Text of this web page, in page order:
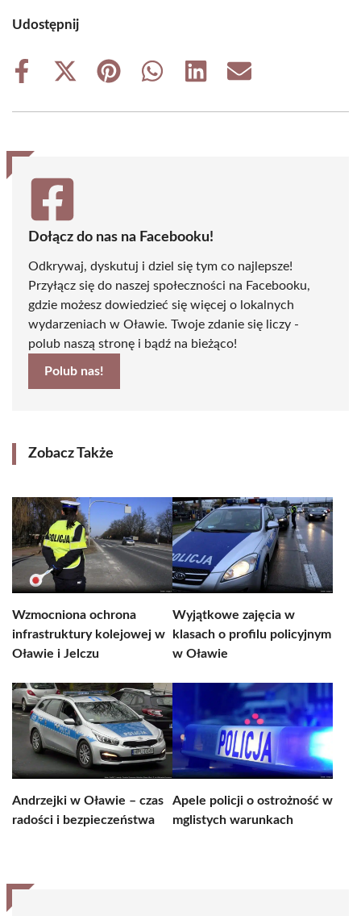
Udostępnij
Share
Share
(Twitter)
Share
Share
Share
Share
Dołącz do nas na Facebooku!
Odkrywaj, dyskutuj i dziel się tym co najlepsze!
Przyłącz się do naszej społeczności na Facebooku,
gdzie możesz dowiedzieć się więcej o lokalnych
wydarzeniach w Oławie. Twoje zdanie się liczy -
polub naszą stronę i bądź na bieżąco!
Polub nas!
Zobacz Także
Wzmocniona ochrona
infrastruktury kolejowej w
Oławie i Jelczu
Wyjątkowe zajęcia w
klasach o profilu policyjnym
w Oławie
Andrzejki w Oławie – czas
radości i bezpieczeństwa
Apele policji o ostrożność w
mglistych warunkach